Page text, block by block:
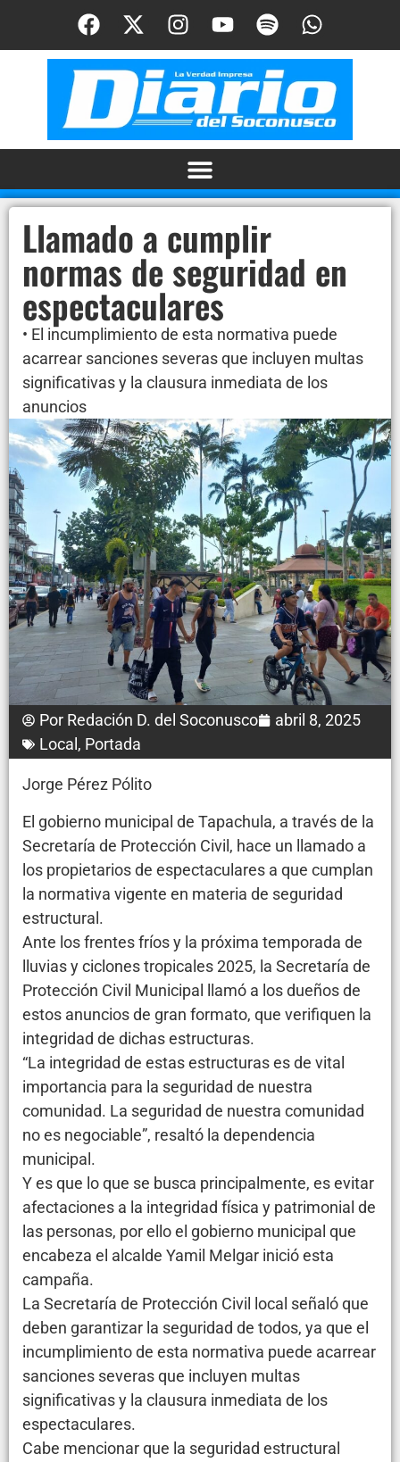
Llamado a cumplir
normas de seguridad en
espectaculares
• El incumplimiento de esta normativa puede
acarrear sanciones severas que incluyen multas
significativas y la clausura inmediata de los
anuncios
Por Redación D. del Soconusco
abril 8, 2025
Local , Portada
Jorge Pérez Pólito
El gobierno municipal de Tapachula, a través de la
Secretaría de Protección Civil, hace un llamado a
los propietarios de espectaculares a que cumplan
la normativa vigente en materia de seguridad
estructural.
Ante los frentes fríos y la próxima temporada de
lluvias y ciclones tropicales 2025, la Secretaría de
Protección Civil Municipal llamó a los dueños de
estos anuncios de gran formato, que verifiquen la
integridad de dichas estructuras.
“La integridad de estas estructuras es de vital
importancia para la seguridad de nuestra
comunidad. La seguridad de nuestra comunidad
no es negociable”, resaltó la dependencia
municipal.
Y es que lo que se busca principalmente, es evitar
afectaciones a la integridad física y patrimonial de
las personas, por ello el gobierno municipal que
encabeza el alcalde Yamil Melgar inició esta
campaña.
La Secretaría de Protección Civil local señaló que
deben garantizar la seguridad de todos, ya que el
incumplimiento de esta normativa puede acarrear
sanciones severas que incluyen multas
significativas y la clausura inmediata de los
espectaculares.
Cabe mencionar que la seguridad estructural